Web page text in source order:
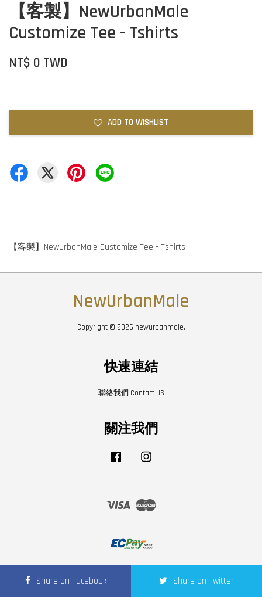
【客製】NewUrbanMale
Customize Tee - Tshirts
NT$ 0 TWD
ADD TO WISHLIST
【客製】NewUrbanMale Customize Tee - Tshirts
NewUrbanMale
Copyright © 2026 newurbanmale.
快速連結
聯絡我們 Contact US
關注我們
Facebook
Visa Master
Share on Facebook Share on Twitter